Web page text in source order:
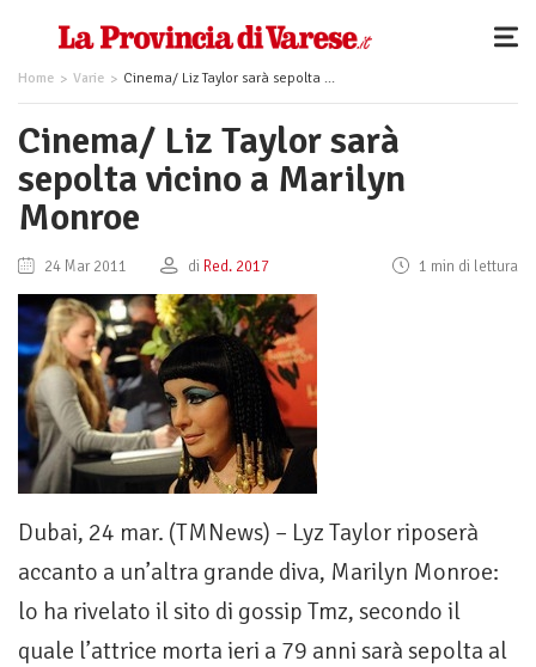
Home Varie Cinema/ Liz Taylor sarà sepolta vicino a Marilyn Monroe
Cinema/ Liz Taylor sarà
sepolta vicino a Marilyn
Monroe
24 Mar 2011 di Red. 2017 1 min di lettura
Dubai, 24 mar. (TMNews) – Lyz Taylor riposerà
accanto a un’altra grande diva, Marilyn Monroe:
lo ha rivelato il sito di gossip Tmz, secondo il
quale l’attrice morta ieri a 79 anni sarà sepolta al